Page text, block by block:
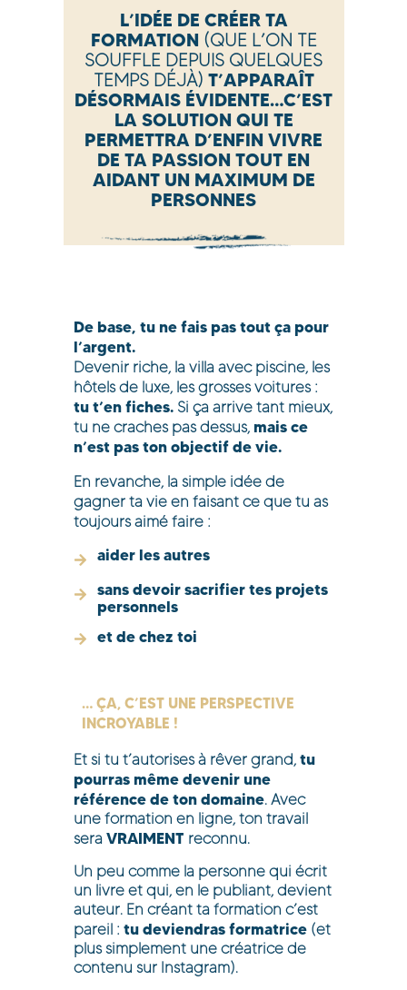
L’IDÉE DE CRÉER TA
FORMATION (QUE L’ON TE
SOUFFLE DEPUIS QUELQUES
TEMPS DÉJÀ) T’APPARAÎT
DÉSORMAIS ÉVIDENTE…C’EST
LA SOLUTION QUI TE
PERMETTRA D’ENFIN VIVRE
DE TA PASSION TOUT EN
AIDANT UN MAXIMUM DE
PERSONNES
De base, tu ne fais pas tout ça pour
l’argent.
Devenir riche, la villa avec piscine, les
hôtels de luxe, les grosses voitures :
tu t’en fiches.Si ça arrive tant mieux,
tu ne craches pas dessus,mais ce
n’est pas ton objectif de vie.
En revanche, la simple idée de
gagner ta vie en faisant ce que tu as
toujours aimé faire :
aider les autres
sans devoir sacrifier tes projets
personnels
et de chez toi
… ÇA, C’EST UNE PERSPECTIVE
INCROYABLE !
Et si tu t’autorises à rêver grand, tu
pourras même devenir une
référence de ton domaine. Avec
une formation en ligne, ton travail
sera VRAIMENT reconnu.
Un peu comme la personne qui écrit
un livre et qui, en le publiant, devient
auteur. En créant ta formation c’est
pareil : tu deviendras formatrice(et
plus simplement une créatrice de
contenu sur Instagram).